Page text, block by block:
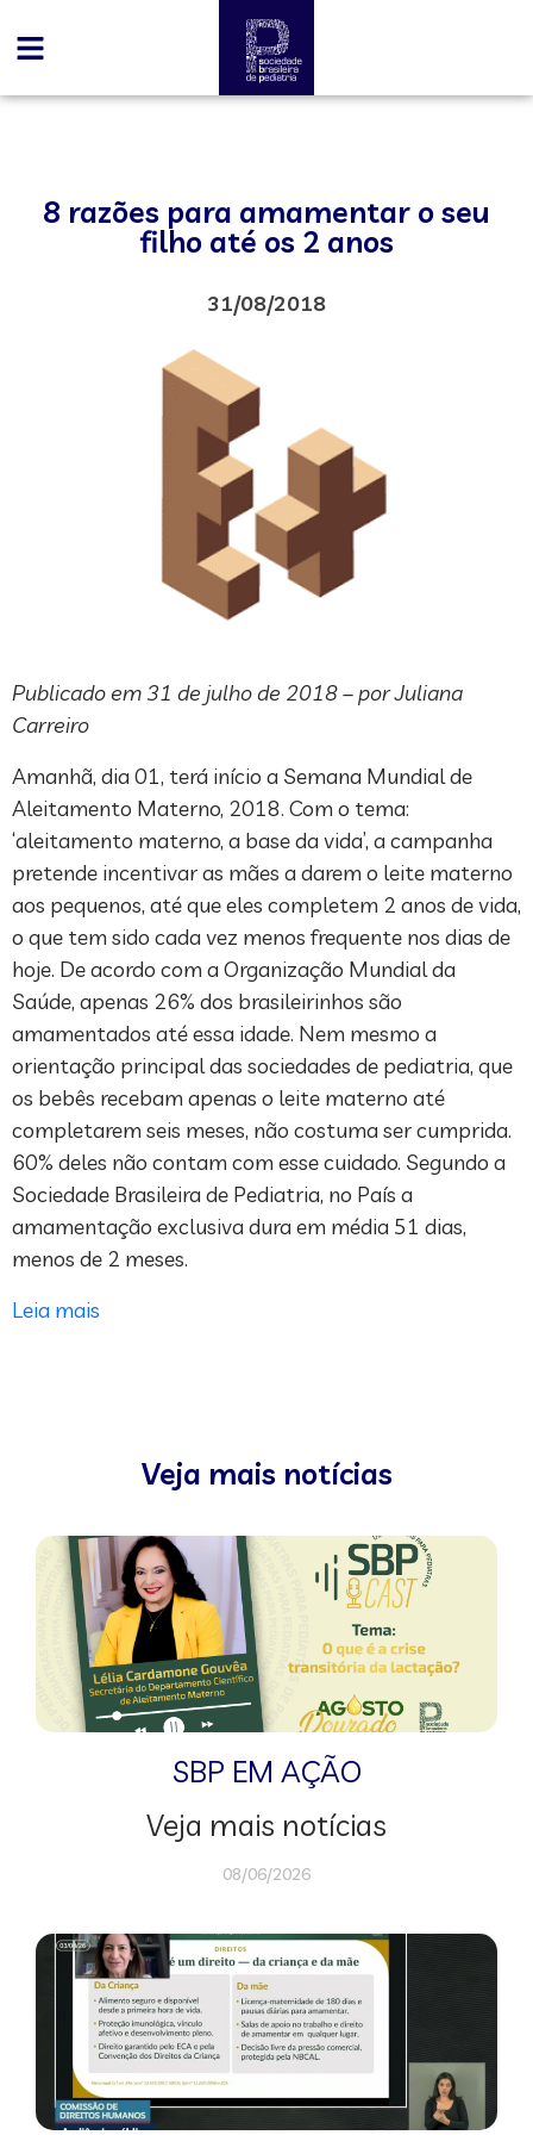
8 razões para amamentar o seu
filho até os 2 anos
31/08/2018
Publicado em 31 de julho de 2018 – por Juliana
Carreiro
Amanhã, dia 01, terá início a Semana Mundial de
Aleitamento Materno, 2018. Com o tema:
‘aleitamento materno, a base da vida’, a campanha
pretende incentivar as mães a darem o leite materno
aos pequenos, até que eles completem 2 anos de vida,
o que tem sido cada vez menos frequente nos dias de
hoje. De acordo com a Organização Mundial da
Saúde, apenas 26% dos brasileirinhos são
amamentados até essa idade. Nem mesmo a
orientação principal das sociedades de pediatria, que
os bebês recebam apenas o leite materno até
completarem seis meses, não costuma ser cumprida.
60% deles não contam com esse cuidado. Segundo a
Sociedade Brasileira de Pediatria, no País a
amamentação exclusiva dura em média 51 dias,
menos de 2 meses.
Leia mais
Veja mais notícias
SBP EM AÇÃO
Veja mais notícias
08/06/2026